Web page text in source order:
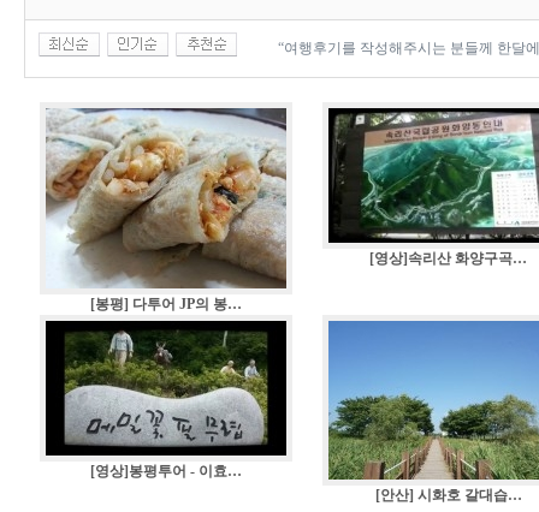
“여행후기를 작성해주시는 분들께 한달
[봉평] 다투어 JP의 봉…
[영상]속리산 화양구곡…
[영상]봉평투어 - 이효…
[안산] 시화호 갈대습…